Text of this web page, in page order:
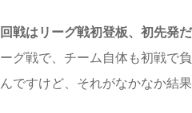
はリーグ戦初登板、初先発
グ戦で、チーム自体も初戦で
ですけど、それがなかなか結